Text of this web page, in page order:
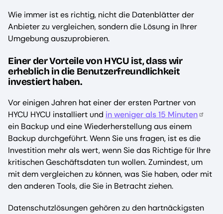
Wie immer ist es richtig, nicht die Datenblätter der
Anbieter zu vergleichen, sondern die Lösung in Ihrer
Umgebung auszuprobieren.
Einer der Vorteile von HYCU ist, dass wir
erheblich in die Benutzerfreundlichkeit
investiert haben.
Vor einigen Jahren hat einer der ersten Partner von
HYCU HYCU installiert und in weniger als 15 Minuten
ein Backup und eine Wiederherstellung aus einem
Backup durchgeführt. Wenn Sie uns fragen, ist es die
Investition mehr als wert, wenn Sie das Richtige für Ihre
kritischen Geschäftsdaten tun wollen. Zumindest, um
mit dem vergleichen zu können, was Sie haben, oder mit
den anderen Tools, die Sie in Betracht ziehen.
Datenschutzlösungen gehören zu den hartnäckigsten